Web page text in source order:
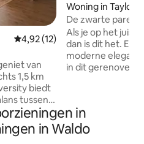
Gemiddelde beoordeling van
4,92 (12)
van
1,5 km
biedt
tussen
met
het
op het
Woning in Taylor
De zwarte parel
Als je op het
dan is dit het.
moderne elegantie en gezellig comfort
in dit
terras en een
bieden gasten
Ideaal voor
in
in Waldo